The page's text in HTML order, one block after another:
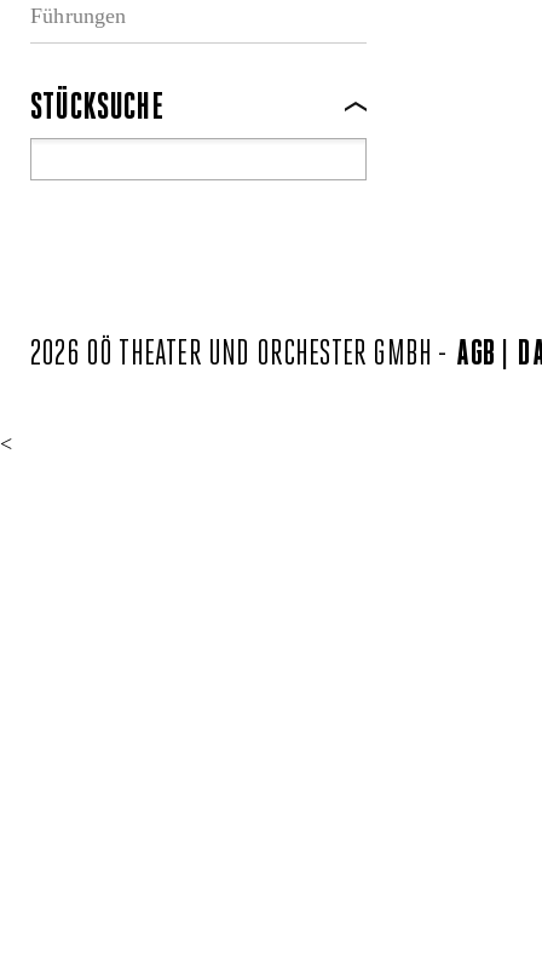
Führungen
STÜCKSUCHE
2026 OÖ THEATER UND ORCHESTER GMBH - AGB
<